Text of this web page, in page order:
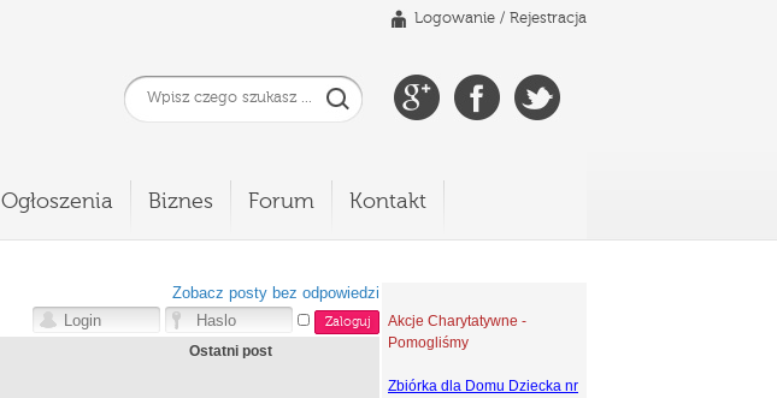
Logowanie / Rejestracja
Ogłoszenia Biznes Forum Kontakt
Zobacz posty bez odpowiedzi
Ostatni post
Akcje Charytatywne -
Pomogliśmy
Zbiórka dla Domu Dziecka nr